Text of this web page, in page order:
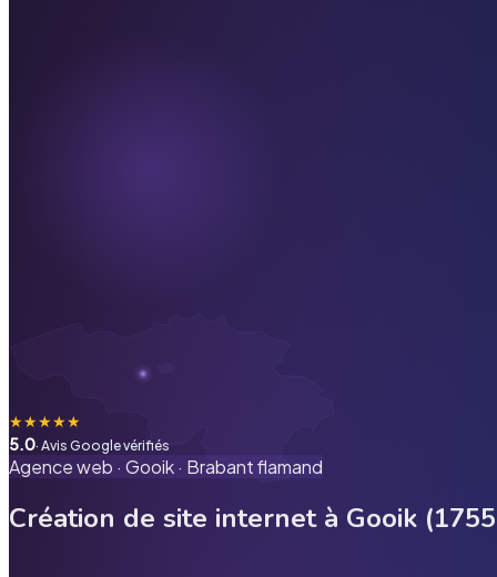
★★★★★
5.0· Avis Google vérifiés
Agence web · Gooik· Brabant flamand
Création de site internet à Gooik (1755